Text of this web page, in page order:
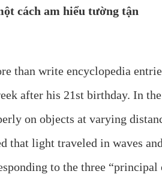
cách am hiểu tường tận
than write encyclopedia
after his 21st birthday. In
on objects at varying
that light traveled in waves
to the three